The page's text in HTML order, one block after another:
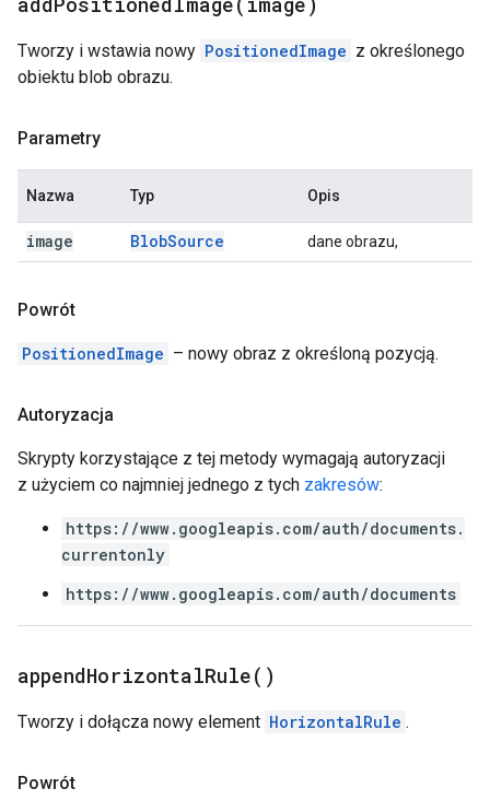
Tworzy i wstawia nowy PositionedImage z określonego
obiektu blob obrazu.
Parametry
Nazwa Typ Opis
image BlobSource dane obrazu,
Powrót
PositionedImage – nowy obraz z określoną pozycją.
Autoryzacja
Skrypty korzystające z tej metody wymagają autoryzacji
z użyciem co najmniej jednego z tych zakresów:
https://www.googleapis.com/auth/documents.
currentonly
https://www.googleapis.com/auth/documents
appendHorizontalRule( )
Tworzy i dołącza nowy element HorizontalRule .
Powrót